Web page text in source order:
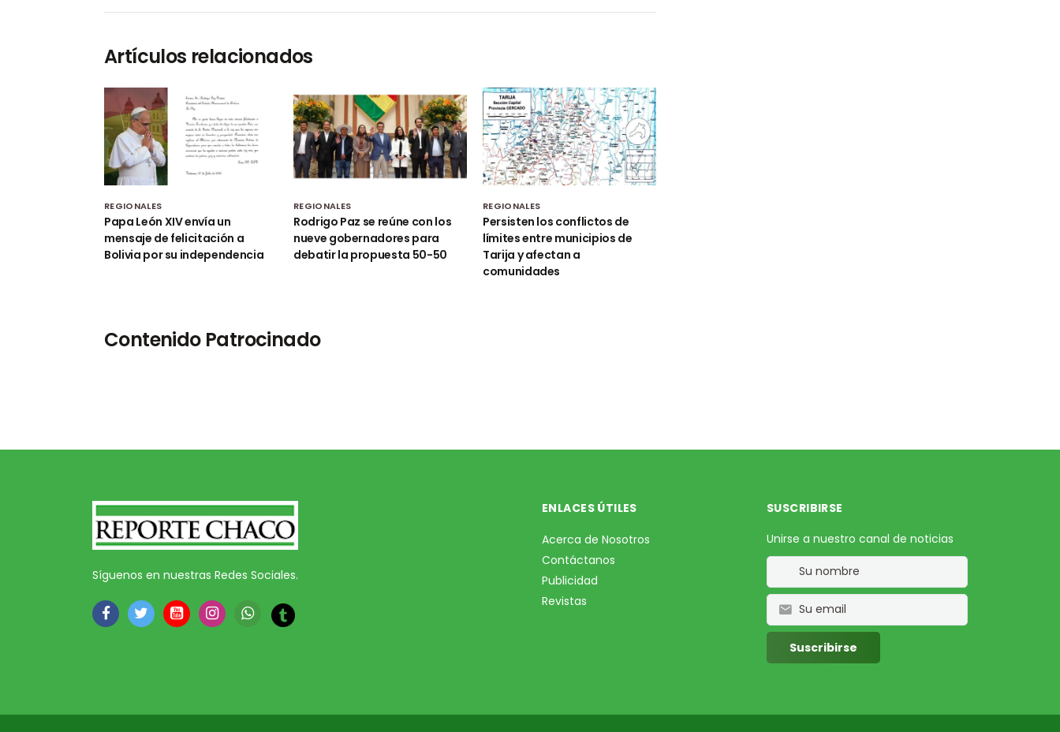
Artículos relacionados
REGIONALES
Papa León XIV envía un
mensaje de felicitación a
Bolivia por su independencia
REGIONALES
Rodrigo Paz se reúne con los
nueve gobernadores para
debatir la propuesta 50-50
REGIONALES
Persisten los conflictos de
límites entre municipios de
Tarija y afectan a
comunidades
Contenido Patrocinado
Síguenos en nuestras Redes Sociales.
ENLACES ÚTILES
Acerca de Nosotros
Contáctanos
Publicidad
Revistas
SUSCRIBIRSE
Unirse a nuestro canal de noticias